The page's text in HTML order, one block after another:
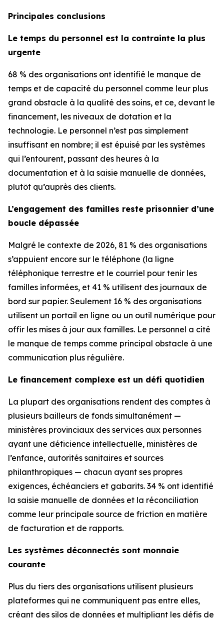
Principales conclusions
Le temps du personnel est la contrainte la plus
urgente
68 % des organisations ont identifié le manque de
temps et de capacité du personnel comme leur plus
grand obstacle à la qualité des soins, et ce, devant le
financement, les niveaux de dotation et la
technologie. Le personnel n’est pas simplement
insuffisant en nombre; il est épuisé par les systèmes
qui l’entourent, passant des heures à la
documentation et à la saisie manuelle de données,
plutôt qu’auprès des clients.
L’engagement des familles reste prisonnier d’une
boucle dépassée
Malgré le contexte de 2026, 81 % des organisations
s’appuient encore sur le téléphone (la ligne
téléphonique terrestre et le courriel pour tenir les
familles informées, et 41 % utilisent des journaux de
bord sur papier. Seulement 16 % des organisations
utilisent un portail en ligne ou un outil numérique pour
offir les mises à jour aux familles. Le personnel a cité
le manque de temps comme principal obstacle à une
communication plus régulière.
Le financement complexe est un défi quotidien
La plupart des organisations rendent des comptes à
plusieurs bailleurs de fonds simultanément —
ministères provinciaux des services aux personnes
ayant une déficience intellectuelle, ministères de
l’enfance, autorités sanitaires et sources
philanthropiques — chacun ayant ses propres
exigences, échéanciers et gabarits. 34 % ont identifié
la saisie manuelle de données et la réconciliation
comme leur principale source de friction en matière
de facturation et de rapports.
Les systèmes déconnectés sont monnaie
courante
Plus du tiers des organisations utilisent plusieurs
plateformes qui ne communiquent pas entre elles,
créant des silos de données et multipliant les défis de